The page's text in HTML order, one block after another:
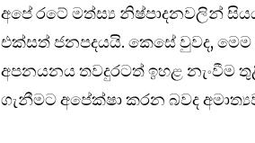
අපේ රටේ මත්ස්‍ය නිෂ්පාදනවලින්
එක්සත් ජනපදයයි. කෙසේ වුවද,
අපනයනය තවදුරටත් ඉහළ නැංවීම
ගැනීමට අපේක්ෂා කරන බවද